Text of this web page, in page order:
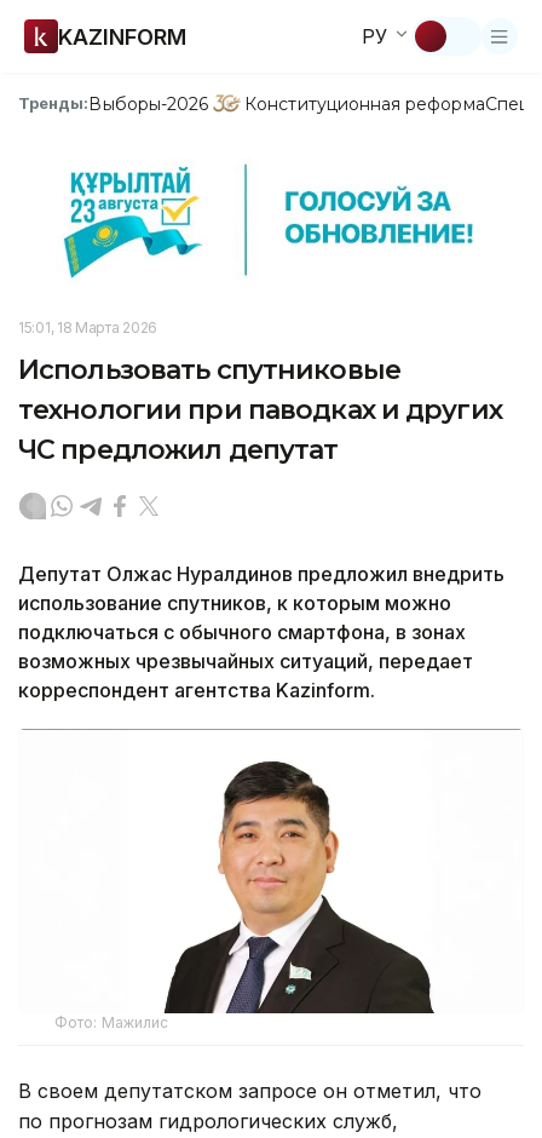
KAZINFORM РУ
Тренды:Выборы-2026 Конституционная реформа
15:01, 18 Марта 2026
Использовать спутниковые
технологии при паводках и других
ЧС предложил депутат
Депутат Олжас Нуралдинов предложил внедрить
использование спутников, к которым можно
подключаться с обычного смартфона, в зонах
возможных чрезвычайных ситуаций, передает
корреспондент агентства Kazinform.
Фото: Мажилис
В своем депутатском запросе он отметил, что
по прогнозам гидрологических служб,